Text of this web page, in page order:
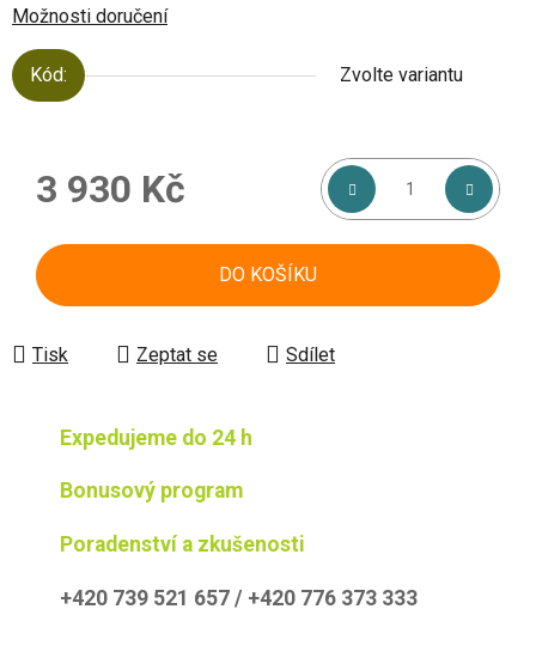
Možnosti doručení
Kód: Zvolte variantu
3 930 Kč
DO KOŠÍKU
Tisk Zeptat se Sdílet
Expedujeme do 24 h
Bonusový program
Poradenství a zkušenosti
+420 739 521 657 / +420 776 373 333